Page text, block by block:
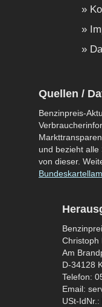
Quellen /
Benzinpreis-
und bezieht alle
von dieser.
Christoph
Am
D-34128
Telefon:
Email:
USt-